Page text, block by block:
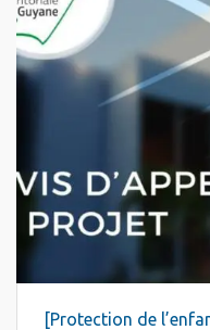
[Protection de